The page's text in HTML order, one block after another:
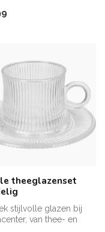
theeglazenset
stijlvolle glazen bij
van thee- en